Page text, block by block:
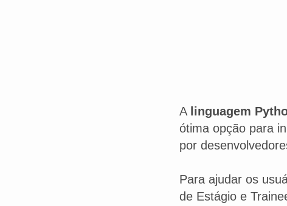
A linguagem
ótima opção para
por
Para ajudar os
de Estágio e